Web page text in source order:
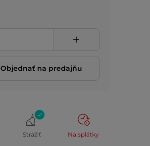
Objednať na predajňu
Strážiť Na splátky